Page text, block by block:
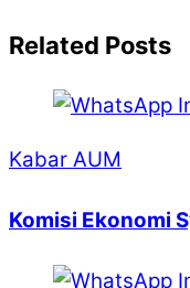
Related Posts
Kabar AUM
Komisi Ekonomi